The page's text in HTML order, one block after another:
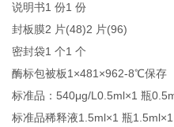
说明书1 份1 份
封板膜2 片(48)2 片(96)
密封袋1 个1 个
酶标包被板1×481×962-8℃保存
标准品：540μg/L0.5ml×1 瓶
标准品稀释液1.5ml×1 瓶